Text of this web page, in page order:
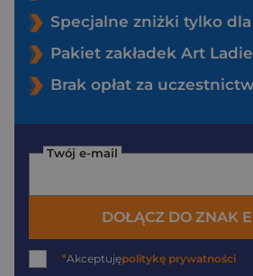
Specjalne zniżki tylko
Pakiet zakładek Art
Brak opłat za
Twój e-mail
DOŁĄCZ DO ZNAK
*Akceptujępolitykę prywatności